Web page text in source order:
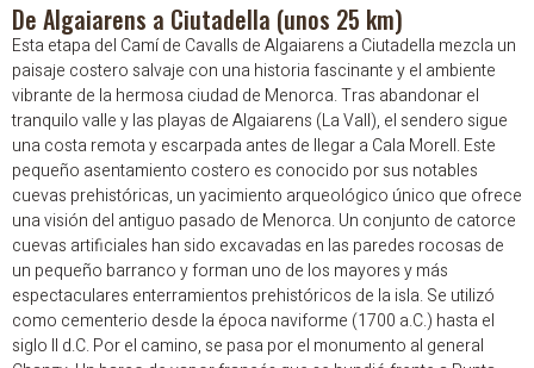
De Algaiarens a Ciutadella (unos 25 km)
Esta etapa del Camí de Cavalls de Algaiarens a Ciutadella mezcla un
paisaje costero salvaje con una historia fascinante y el ambiente
vibrante de la hermosa ciudad de Menorca. Tras abandonar el
tranquilo valle y las playas de Algaiarens (La Vall), el sendero sigue
una costa remota y escarpada antes de llegar a Cala Morell. Este
pequeño asentamiento costero es conocido por sus notables
cuevas prehistóricas, un yacimiento arqueológico único que ofrece
una visión del antiguo pasado de Menorca. Un conjunto de catorce
cuevas artificiales han sido excavadas en las paredes rocosas de
un pequeño barranco y forman uno de los mayores y más
espectaculares enterramientos prehistóricos de la isla. Se utilizó
como cementerio desde la época naviforme (1700 a.C.) hasta el
siglo II d.C. Por el camino, se pasa por el monumento al general